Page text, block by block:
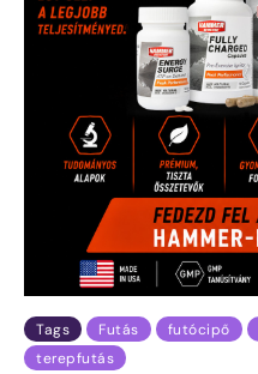
Tags Futás futócipő
terepfutás